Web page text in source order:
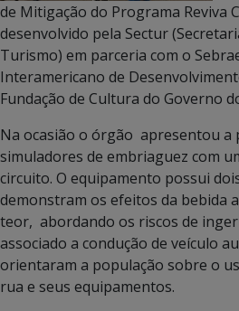
de Mitigação do Programa Reviva
desenvolvido pela Sectur
Turismo) em parceria com o
Interamericano de
Fundação de Cultura do Governo
Na ocasião o órgão apresentou a
simuladores de embriaguez com
circuito. O equipamento possui
demonstram os efeitos da bebida
teor, abordando os riscos de
associado a condução de veículo
orientaram a população sobre o
rua e seus equipamentos.